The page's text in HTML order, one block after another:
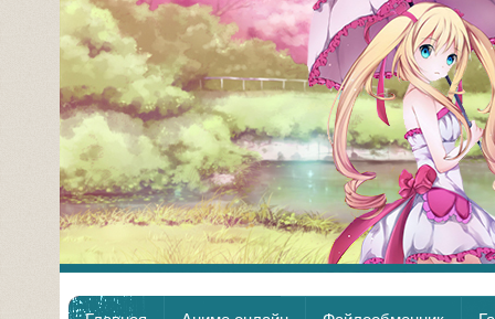
Главная